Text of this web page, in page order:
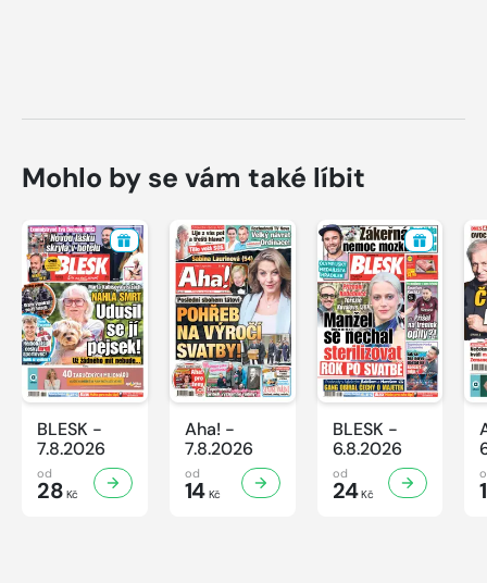
Mohlo by se vám také líbit
BLESK -
7.8.2026
od
28 Kč
Aha! -
7.8.2026
od
14Kč
BLESK -
6.8.2026
od
24Kč